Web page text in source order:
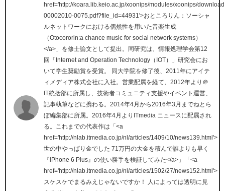
href='http://koara.lib.keio.ac.jp/xoonips/modules/xoonips/
00002010-0075.pdf?file_id=44931'>おところりん：ソーシャ
ルネットワークにおける偶然性を用いた音楽生成
（Otocororin:a chance music for social network systems）
</a>」を修士論文として提出。同研究は、情報処理学会第12
回「Internet and Operation Technology（IOT）」研究会にお
いて学生奨励賞を受賞。 同大学院を修了後、2011年にアイテ
ィメディア株式会社に入社。営業配属を経て、2012年より＠
IT統括部に所属し、技術者コミュニティ支援やイベント運営、
記事執筆などに携わる。2014年4月から2016年3月までねとら
ぼ編集部に所属。2016年4月よりITmedia ニュースに配属され
る。これまでの代表作は「<a
href='http://nlab.itmedia.co.jp/nl/articles/1409/10/news139.html'>
世の中やっぱり金でした 71万円の大金を積んで誰よりも早く
『iPhone 6 Plus』の使い勝手を検証してみた</a>」「<a
href='http://nlab.itmedia.co.jp/nl/articles/1502/27/news152.html'>
スケスケでまるみえじゃないですか！ 人によっては透明に見